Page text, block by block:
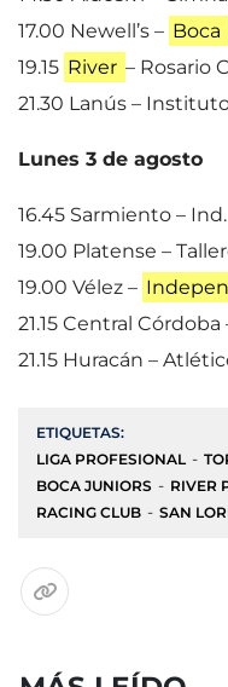
17.00 Newell’s – Boca
19.15 River – Rosario
21.30 Lanús –
Lunes 3 de agosto
16.45 Sarmiento –
19.00 Platense –
19.00 Vélez –
21.15 Central Córdoba
21.15 Huracán –
ETIQUETAS:
LIGA PROFESIONAL
BOCA JUNIORS
RIVER
RACING CLUB
SAN